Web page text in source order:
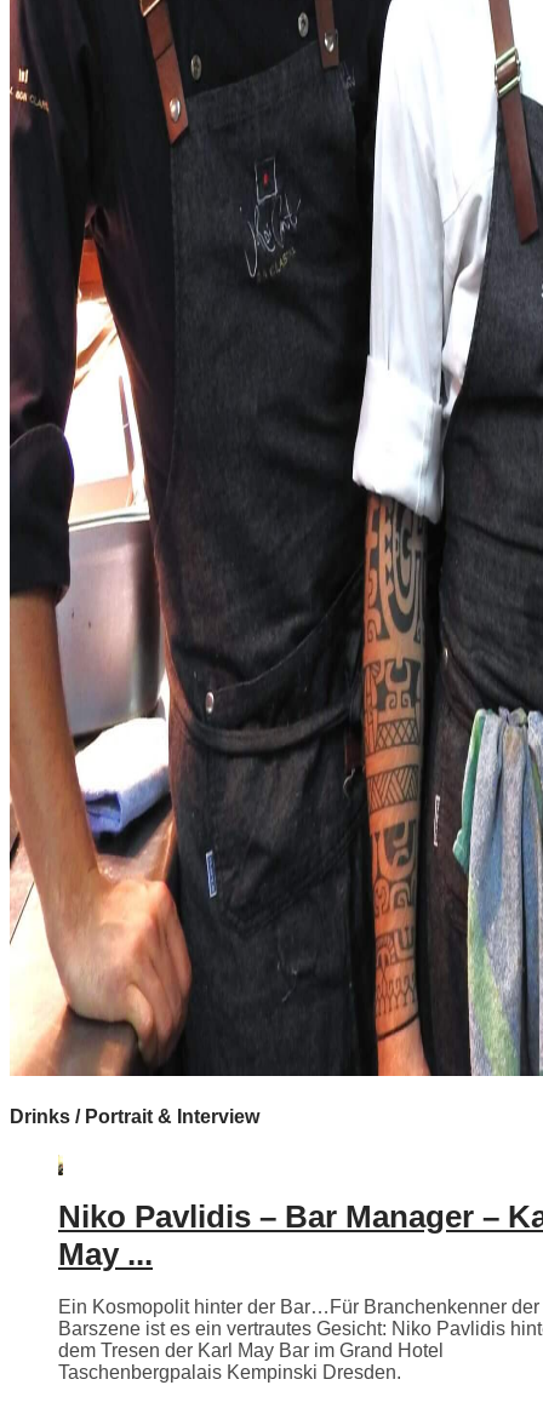
Drinks / Portrait & Interview
Niko Pavlidis – Bar Manager –
May ...
Ein Kosmopolit hinter der Bar…Für Branchenkenner der
Barszene ist es ein vertrautes Gesicht: Niko Pavlidis
dem Tresen der Karl May Bar im Grand Hotel
Taschenbergpalais Kempinski Dresden.